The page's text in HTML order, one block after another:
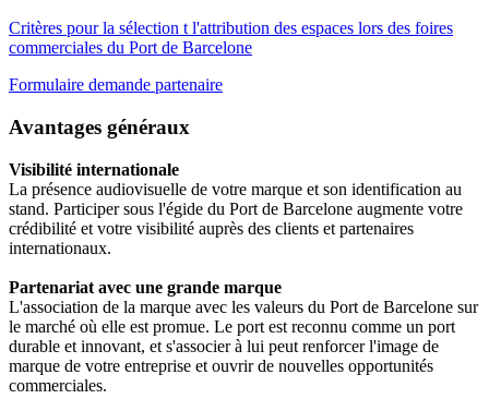
Critères pour la sélection t l'attribution des espaces lors des foires
commerciales du Port de Barcelone
Formulaire demande partenaire
Avantages généraux
Visibilité internationale
La présence audiovisuelle de votre marque et son identification au
stand. Participer sous l'égide du Port de Barcelone augmente votre
crédibilité et votre visibilité auprès des clients et partenaires
internationaux.
Partenariat avec une grande marque
L'association de la marque avec les valeurs du Port de Barcelone sur
le marché où elle est promue. Le port est reconnu comme un port
durable et innovant, et s'associer à lui peut renforcer l'image de
marque de votre entreprise et ouvrir de nouvelles opportunités
commerciales.